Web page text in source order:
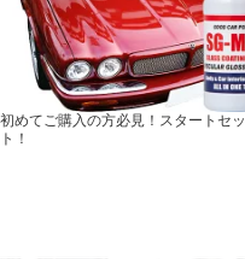
初めてご購入の方必見！スタートセッ
ト！